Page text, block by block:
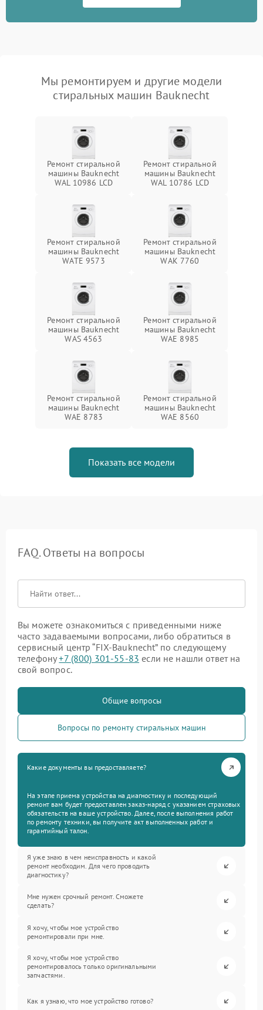
Мы ремонтируем и другие модели
стиральных машин Bauknecht
Ремонт стиральной
машины Bauknecht
WAL 10986 LCD
Ремонт стиральной
машины Bauknecht
WAL 10786 LCD
Ремонт стиральной
машины Bauknecht
WATE 9573
Ремонт стиральной
машины Bauknecht
WAK 7760
Ремонт стиральной
машины Bauknecht
WAS 4563
Ремонт стиральной
машины Bauknecht
WAE 8985
Ремонт стиральной
машины Bauknecht
WAE 8783
Ремонт стиральной
машины Bauknecht
WAE 8560
Показать все модели
FAQ. Ответы на вопросы
Вы можете ознакомиться с приведенными ниже
часто задаваемыми вопросами, либо обратиться в
сервисный центр “FIX-Bauknecht” по следующему
телефону+7 (800) 301-55-83 если не нашли ответ на
свой вопрос.
Общие вопросы
Вопросы по ремонту стиральных машин
Какие документы вы предоставляете?
На этапе приема устройства на диагностику и последующий
ремонт вам будет предоставлен заказ-наряд с указанием страховых
обязательств на ваше устройство. Далее, после выполнения работ
по ремонту техники, вы получите акт выполненных работ и
гарантийный талон.
Я уже знаю в чем неисправность и какой
ремонт необходим. Для чего проводить
диагностику?
Мне нужен срочный ремонт. Сможете
сделать?
Я хочу, чтобы мое устройство
ремонтировали при мне.
Я хочу, чтобы мое устройство
ремонтировалось только оригинальными
запчастями.
Как я узнаю, что мое устройство готово?